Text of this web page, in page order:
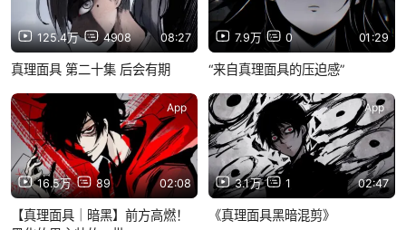
125.4万 4908 08:27
真理面具 第二十集 后会有期
7.9万 0 01:29
“来自真理面具的压迫感”
16.5万 89 02:08
App
【真理面具｜暗黑】前方高燃！
3.1万 1 02:47
App
《真理面具黑暗混剪》